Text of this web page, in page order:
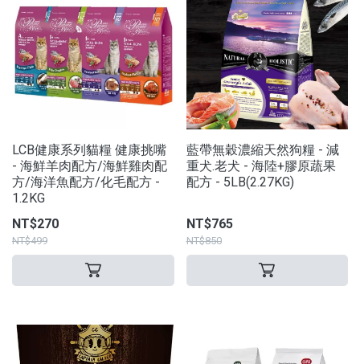
LCB健康系列貓糧 健康挑嘴
- 海鮮羊肉配方/海鮮雞肉配
方/海洋魚配方/化毛配方 -
1.2KG
NT$270
NT$499
藍帶無穀濃縮天然狗糧 - 減
重犬.老犬 - 海陸+膠原蔬果
配方 - 5LB(2.27KG)
NT$765
NT$850